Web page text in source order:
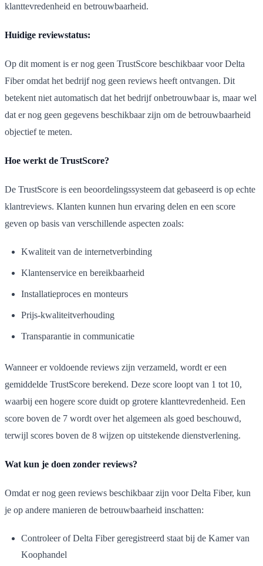
klanttevredenheid en betrouwbaarheid.
Huidige reviewstatus:
Op dit moment is er nog geen TrustScore beschikbaar voor Delta
Fiber omdat het bedrijf nog geen reviews heeft ontvangen. Dit
betekent niet automatisch dat het bedrijf onbetrouwbaar is, maar wel
dat er nog geen gegevens beschikbaar zijn om de betrouwbaarheid
objectief te meten.
Hoe werkt de TrustScore?
De TrustScore is een beoordelingssysteem dat gebaseerd is op echte
klantreviews. Klanten kunnen hun ervaring delen en een score
geven op basis van verschillende aspecten zoals:
Kwaliteit van de internetverbinding
Klantenservice en bereikbaarheid
Installatieproces en monteurs
Prijs-kwaliteitverhouding
Transparantie in communicatie
Wanneer er voldoende reviews zijn verzameld, wordt er een
gemiddelde TrustScore berekend. Deze score loopt van 1 tot 10,
waarbij een hogere score duidt op grotere klanttevredenheid. Een
score boven de 7 wordt over het algemeen als goed beschouwd,
terwijl scores boven de 8 wijzen op uitstekende dienstverlening.
Wat kun je doen zonder reviews?
Omdat er nog geen reviews beschikbaar zijn voor Delta Fiber, kun
je op andere manieren de betrouwbaarheid inschatten:
Controleer of Delta Fiber geregistreerd staat bij de Kamer van
Koophandel